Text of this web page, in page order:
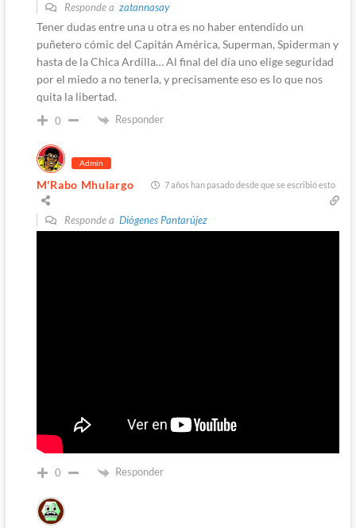
Responde a zatannasay
Tener dudas entre una u otra es no haber entendido un
puñetero cómic del Capitán América, Superman, Spiderman y
hasta de la Chica Ardilla… Al final del día uno elige seguridad
por el miedo a no tenerla, y precisamente eso es lo que nos
quita la libertad.
0 Responder
Admin
M'Rabo Mhulargo 7 años han pasado desde que se escribió esto
Responde a Diógenes Pantarújez
0 Responder